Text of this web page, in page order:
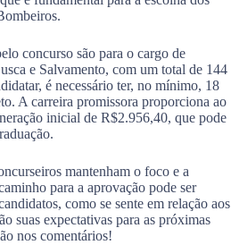
concurso são para o cargo de
e Salvamento, com um total de 144
é necessário ter, no mínimo, 18
A carreira promissora proporciona ao
inicial de R$2.956,40, que pode
mantenham o foco e a
para a aprovação pode ser
como se sente em relação aos
suas expectativas para as próximas
nos comentários!